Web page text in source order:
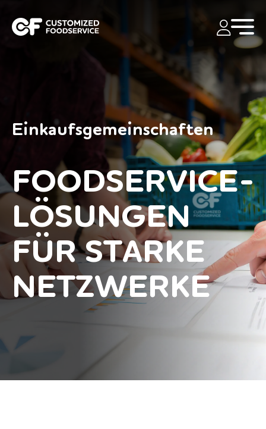
Einkaufsgemeinschaften
FOODSERVICE-
LÖSUNGEN
FÜR STARKE
NETZWERKE